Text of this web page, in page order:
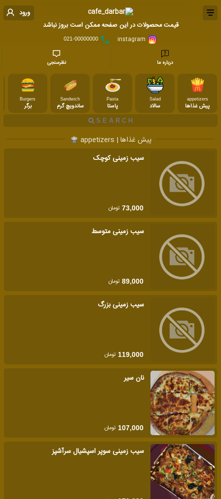
ورود
قیمت محصولات در این صفحه ممکن است بروز نباشد
021-00000000
درباره ما نظرسنجی
appetizers
پیش غذاها
Salad
سالاد
Pasta
پاستا
Sandwich
ساندویچ گرم
Burgers
برگر
پیش غذاها | appetizers
سیب زمینی کوچک
73,000 تومان
سیب زمینی متوسط
89,000 تومان
سیب زمینی بزرگ
119,000 تومان
نان سیر
107,000 تومان
سیب زمینی سوپر اسپشیال سرآشپز